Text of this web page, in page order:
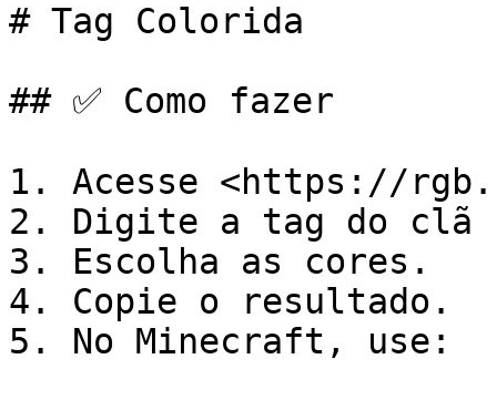
# Tag Colorida
## ✅ Como fazer
1. Acesse <https://
2. Digite a tag do clã
3. Escolha as cores.
4. Copie o resultado.
5. No Minecraft, use: